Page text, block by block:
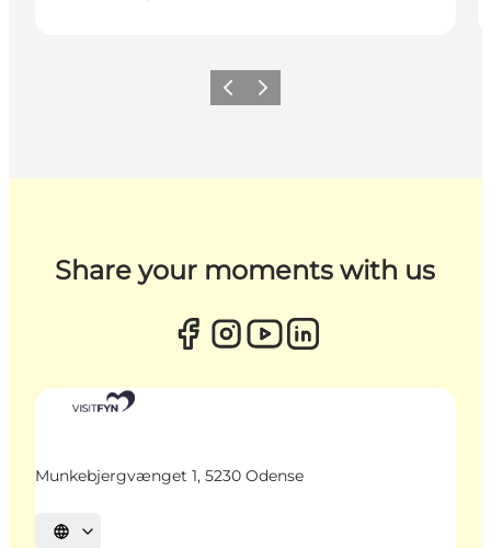
ZurückWeiter
Share your moments with us
Munkebjergvænget 1, 5230 Odense
Sprache auswählen